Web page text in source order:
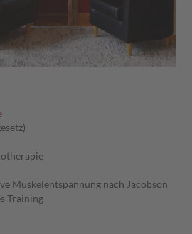
Muskelentspannung nach Jacobson
Training